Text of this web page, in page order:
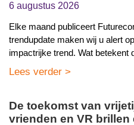
6 augustus 2026
Elke maand publiceert
trendupdate maken wij u alert
impactrijke trend. Wat betekent
Lees verder >
De toekomst van
vrienden en VR brillen